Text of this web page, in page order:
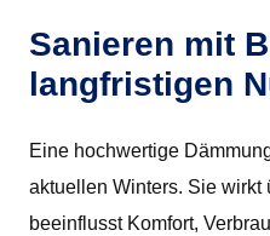
Sanieren mit
langfristigen
Eine hochwertige
aktuellen Winters. Sie wirkt
beeinflusst Komfort,